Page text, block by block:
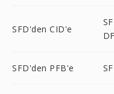
SFD'den CID'e
SFD'den PFB'e